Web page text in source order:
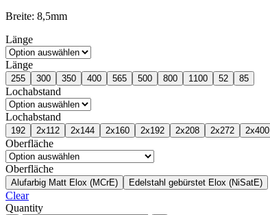
Breite: 8,5mm
Länge
Länge
255 300 350 400 565 500 800 1100 52 85
Lochabstand
Lochabstand
192 2x112 2x144 2x160 2x192 2x208 2x272 2x400
Oberfläche
Oberfläche
Alufarbig Matt Elox (MCrE) Edelstahl gebürstet Elox (NiSatE)
Clear
Quantity